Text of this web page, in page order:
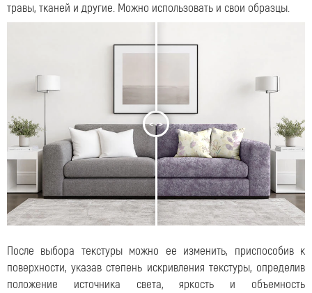
травы, тканей и другие. Можно использовать и свои образцы.
< >
После выбора текстуры можно ее изменить, приспособив к
поверхности, указав степень искривления текстуры, определив
положение источника света, яркость и объемность